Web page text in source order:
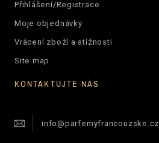
Přihlášení/Registrace
Moje objednávky
Vrácení zboží a stížnosti
Site map
KONTAKTUJTE NÁS
info@parfemyfrancouzske.cz